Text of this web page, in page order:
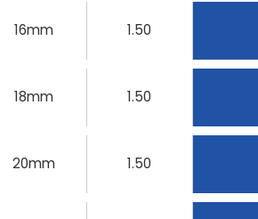
16mm 1.50
18mm 1.50
20mm 1.50